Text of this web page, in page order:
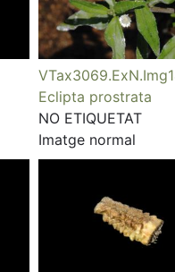
Eclipta prostrata
NO ETIQUETAT
Imatge normal